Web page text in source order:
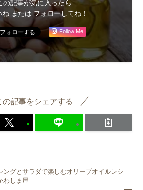
の記事が気に入ったら
ね または フォローしてね！
Follow Me
の記事をシェアする
ングとサラダで楽しむオリーブオイルレシ
わしま屋